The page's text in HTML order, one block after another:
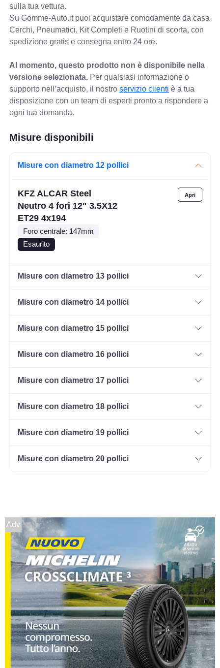
sulla tua vettura.
Su Gomme-Auto.it puoi acquistare comodamente da casa
Cerchi, Pneumatici, Kit Completi e Ruotini di scorta, con
spedizione gratis e consegna entro 24 ore.
Al momento, questo prodotto non è disponibile nella
versione selezionata. Per qualsiasi informazione o
supporto nell’acquisto, il nostroservizio clienti è a tua
disposizione con un team di esperti pronto a rispondere a
ogni tua domanda.
Misure disponibili
Misure con diametro 12 pollici
KFZ ALCAR Steel
Neutro 4 fori 12" 3.5X12
ET29 4x194
Foro centrale: 147mm
Esaurito
Misure con diametro 13 pollici
Misure con diametro 14 pollici
Misure con diametro 15 pollici
Misure con diametro 16 pollici
Misure con diametro 17 pollici
Misure con diametro 18 pollici
Misure con diametro 19 pollici
Misure con diametro 20 pollici
Adv